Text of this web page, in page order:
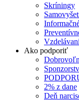
Skríningy
Ako podporiť
2% z dane
Deň